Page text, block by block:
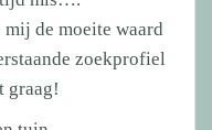
de moeite waard
zoekprofiel
graag!